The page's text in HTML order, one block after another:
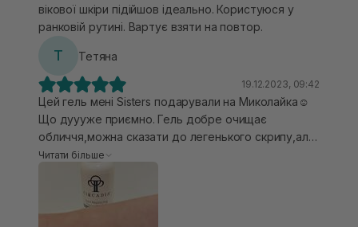
вікової шкіри підійшов ідеально. Користуюся у
ранковій рутині. Вартує взяти на повтор.
Т Тетяна
19.12.2023, 09:42
Цей гель мені Sisters подарували на Миколайка☺️
Що дуууже приємно. Гель добре очищає
обличчя,можна сказати до легенького скрипу,але
при цьому обличчя зволожене і свіже.Пори
звужені.Шкіра гладенька і мʼяка на дотик.Сам гель
рідкої текстури,при контакті з водою гарно
емульгується в мʼякеньку пінку,яка делікатно але
Читати більше